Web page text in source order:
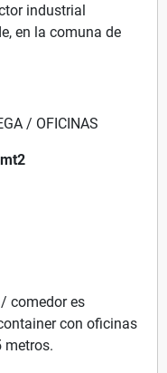
industrial
en la comuna de
/ OFICINAS
comedor es
con oficinas
metros.